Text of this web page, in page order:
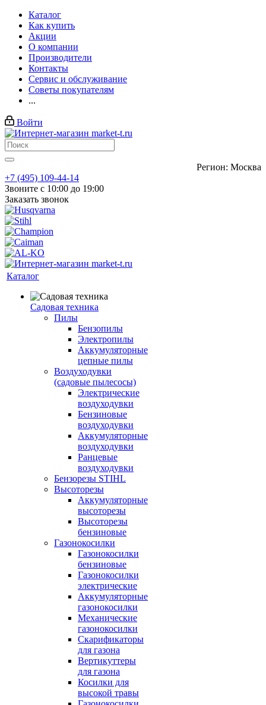
Каталог
Как купить
Акции
О компании
Производители
Контакты
Сервис и обслуживание
Советы покупателям
...
Войти
Регион: Москва
+7 (495) 109-44-14
Звоните с 10:00 до 19:00
Заказать звонок
Каталог
Садовая техника
Пилы
Бензопилы
Электропилы
Аккумуляторные
цепные пилы
Воздуходувки
(садовые пылесосы)
Электрические
воздуходувки
Бензиновые
воздуходувки
Аккумуляторные
воздуходувки
Ранцевые
воздуходувки
Бензорезы STIHL
Высоторезы
Аккумуляторные
высоторезы
Высоторезы
бензиновые
Газонокосилки
Газонокосилки
бензиновые
Газонокосилки
электрические
Аккумуляторные
газонокосилки
Механические
газонокосилки
Скарификаторы
для газона
Вертикуттеры
для газона
Косилки для
высокой травы